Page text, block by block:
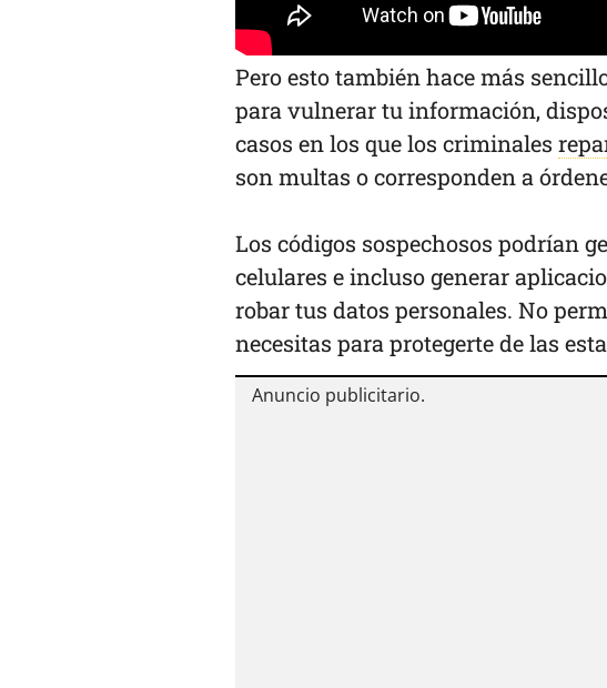
Pero esto también hace más
para vulnerar tu información,
casos en los que los criminales
son multas o corresponden a
Los códigos sospechosos podrían
celulares e incluso generar
robar tus datos personales. No
necesitas para protegerte de las